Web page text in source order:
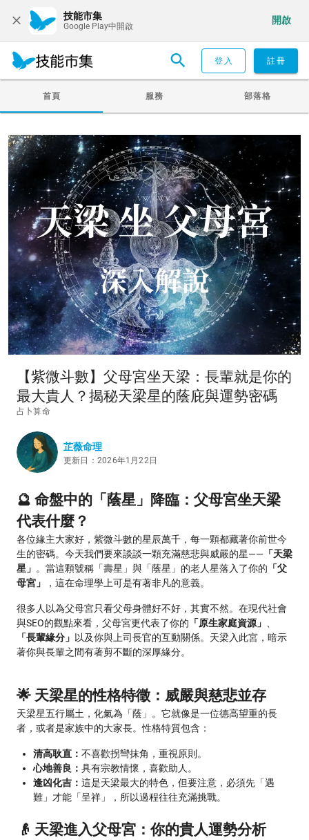
技能市集
Google Play中開啟
開啟
登入 註冊
首頁 服務 部落格
【紫微斗數】父母宮坐天梁：長輩就是你的
最大貴人？揭秘天梁星的蔭庇與運勢密碼
占卜算命
芷薇命理
更新日：2026年1月22日
🔮 命盤中的「蔭星」降臨：父母宮坐天梁
代表什麼？
各位緣主大家好，紫微斗數的星辰萬千，每一顆都藏著你前世今
生的密碼。今天我們要來談談一顆充滿慈悲與威嚴的星—— 「天梁
星」 。當這顆號稱「壽星」與「蔭星」的老人星落入了你的 「父
母宮」
，這在命理學上可是有著非凡的意義。
很多人以為父母宮只看父母身體好不好，其實不然。在現代社會
與SEO的觀點來看，父母宮更代表了你的 「原生家庭資源」
「長輩緣分」 以及你與上司長官的互動關係。天梁入此宮，暗示
著你與長輩之間有著剪不斷的深厚緣分。
🌟 天梁星的性格特徵：威嚴與慈悲並存
天梁星五行屬土，化氣為「蔭」。它就像是一位德高望重的長
者，或者是家族中的大家長。性格特質包含：
清高耿直： 不喜歡拐彎抹角，重視原則。
心地善良： 具有宗教情懷，喜歡助人。
逢凶化吉： 這是天梁最大的特色，但要注意，必須先「遇
難」才能「呈祥」，所以過程往往充滿挑戰。
👴 天梁進入父母宮：你的貴人運勢分析